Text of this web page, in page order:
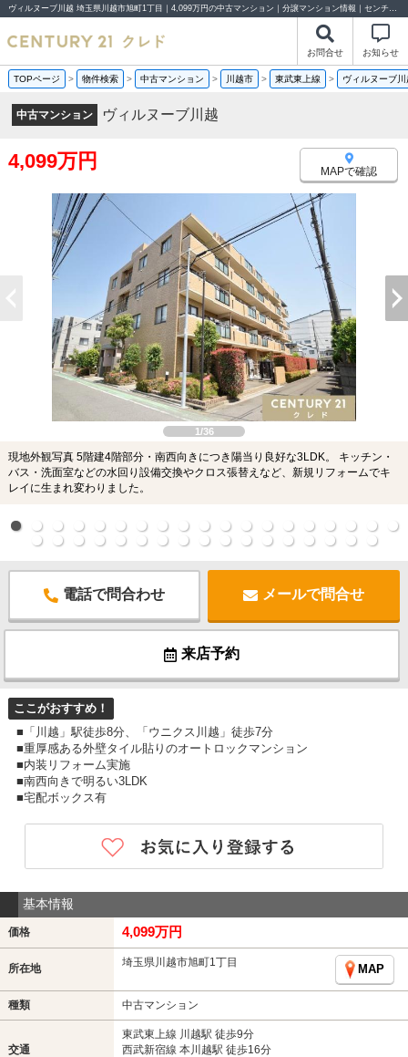
ヴィルヌーブ川越 埼玉県川越市旭町1丁目｜4,099万円の中古マンション｜分譲マンション情報｜センチュリー21クレド
お問合せ お知らせ
TOPページ > 物件検索 > 中古マンション > 川越市 > 東武東上線 > ヴィルヌーブ川
中古マンション ヴィルヌーブ川越
4,099万円 MAPで確認
1/36
現地外観写真 5階建4階部分・南西向きにつき陽当り良好な3LDK。 キッチン・
バス・洗面室などの水回り設備交換やクロス張替えなど、新規リフォームでキ
レイに生まれ変わりました。
電話で問合わせ メールで問合せ
来店予約
ここがおすすめ！
■「川越」駅徒歩8分、「ウニクス川越」徒歩7分
■重厚感ある外壁タイル貼りのオートロックマンション
■内装リフォーム実施
■南西向きで明るい3LDK
■宅配ボックス有
基本情報
価格 4,099万円
所在地 埼玉県川越市旭町1丁目
MAP
種類 中古マンション
交通
東武東上線 川越駅 徒歩9分
西武新宿線 本川越駅 徒歩16分